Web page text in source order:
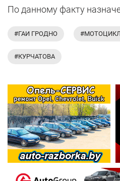
По данному факту
#ГАИ ГРОДНО
#КУРЧАТОВА